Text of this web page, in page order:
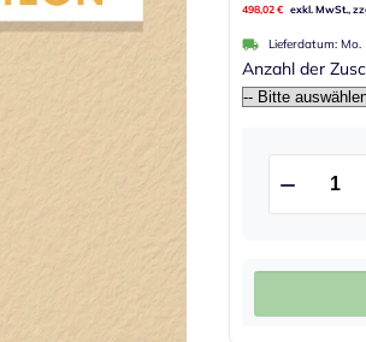
Anzahl der
498,02 €
Lieferdatum: Mo.